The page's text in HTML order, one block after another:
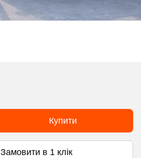
Купити
в 1 клік